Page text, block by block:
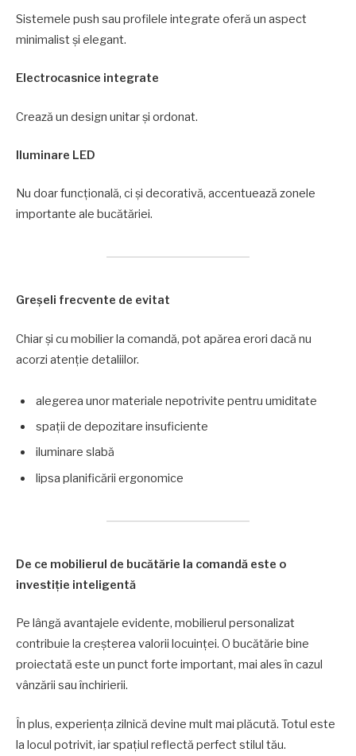
Sistemele push sau profilele integrate oferă un aspect
minimalist și elegant.
Electrocasnice integrate
Crează un design unitar și ordonat.
Iluminare LED
Nu doar funcțională, ci și decorativă, accentuează zonele
importante ale bucătăriei.
Greșeli frecvente de evitat
Chiar și cu mobilier la comandă, pot apărea erori dacă nu
acorzi atenție detaliilor.
alegerea unor materiale nepotrivite pentru umiditate
spații de depozitare insuficiente
iluminare slabă
lipsa planificării ergonomice
De ce mobilierul de bucătărie la comandă este o
investiție inteligentă
Pe lângă avantajele evidente, mobilierul personalizat
contribuie la creșterea valorii locuinței. O bucătărie bine
proiectată este un punct forte important, mai ales în cazul
vânzării sau închirierii.
În plus, experiența zilnică devine mult mai plăcută. Totul este
la locul potrivit, iar spațiul reflectă perfect stilul tău.